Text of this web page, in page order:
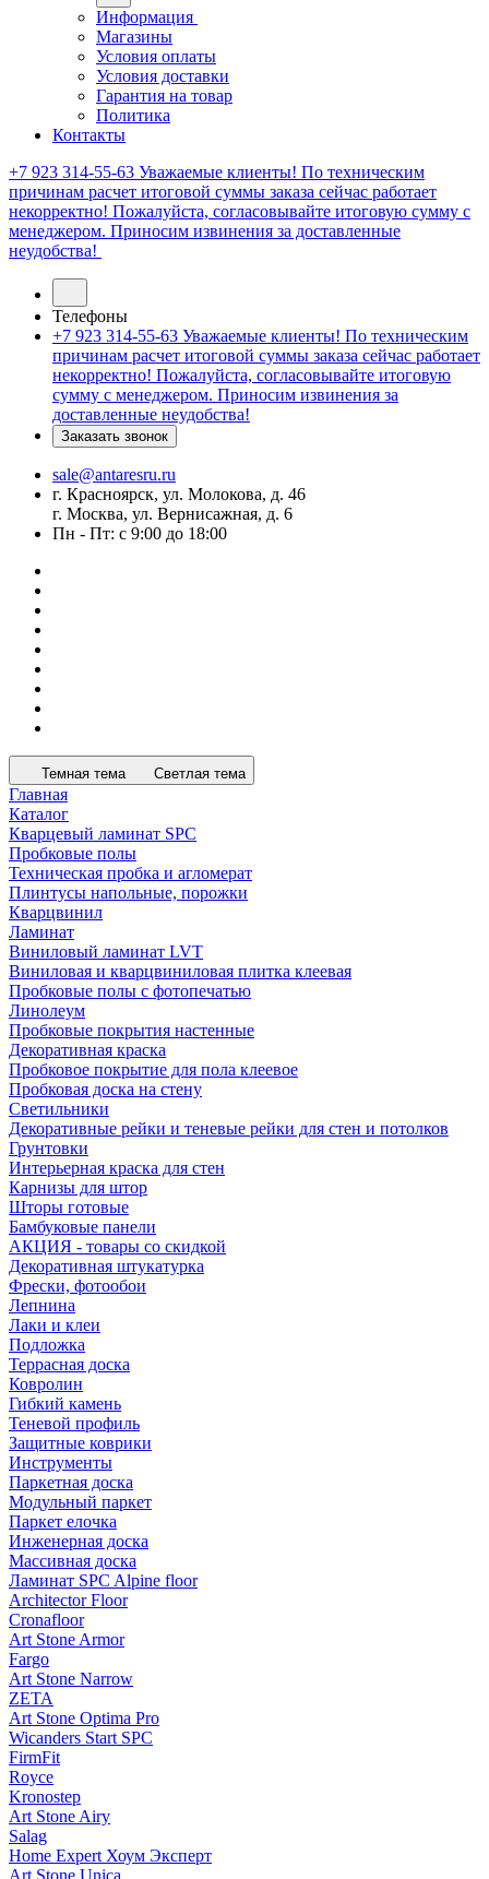
Информация
Магазины
Условия оплаты
Условия доставки
Гарантия на товар
Политика
Контакты
+7 923 314-55-63 Уважаемые клиенты! По техническим
причинам расчет итоговой суммы заказа сейчас работает
некорректно! Пожалуйста, согласовывайте итоговую сумму с
менеджером. Приносим извинения за доставленные
неудобства!
Телефоны
+7 923 314-55-63 Уважаемые клиенты! По техническим
причинам расчет итоговой суммы заказа сейчас работает
некорректно! Пожалуйста, согласовывайте итоговую
сумму с менеджером. Приносим извинения за
доставленные неудобства!
Заказать звонок
sale@antaresru.ru
г. Красноярск, ул. Молокова, д. 46
г. Москва, ул. Вернисажная, д. 6
Пн - Пт: с 9:00 до 18:00
Темная тема Светлая тема
Главная
Каталог
Кварцевый ламинат SPC
Пробковые полы
Техническая пробка и агломерат
Плинтусы напольные, порожки
Кварцвинил
Ламинат
Виниловый ламинат LVT
Виниловая и кварцвиниловая плитка клеевая
Пробковые полы с фотопечатью
Линолеум
Пробковые покрытия настенные
Декоративная краска
Пробковое покрытие для пола клеевое
Пробковая доска на стену
Светильники
Декоративные рейки и теневые рейки для стен и потолков
Грунтовки
Интерьерная краска для стен
Карнизы для штор
Шторы готовые
Бамбуковые панели
АКЦИЯ - товары со скидкой
Декоративная штукатурка
Фрески, фотообои
Лепнина
Лаки и клеи
Подложка
Террасная доска
Ковролин
Гибкий камень
Теневой профиль
Защитные коврики
Инструменты
Паркетная доска
Модульный паркет
Паркет елочка
Инженерная доска
Массивная доска
Ламинат SPC Alpine floor
Architector Floor
Cronafloor
Art Stone Armor
Fargo
Art Stone Narrow
ZETA
Art Stone Optima Pro
Wicanders Start SPC
FirmFit
Royce
Kronostep
Art Stone Airy
Salag
Home Expert Хоум Эксперт
Art Stone Unica